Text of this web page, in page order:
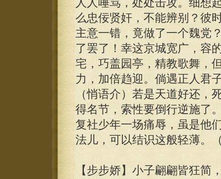
人人唾骂，处处击攻。细想
么忠佞贤奸，不能辨别？彼
主意一错，竟做了一个魏党
了罢了！幸这京城宽广，容
宅，巧盖园亭，精教歌舞，
力，加倍趋迎。倘遇正人君
（悄语介）若是天道好还，
得名节，索性要倒行逆施了
复社少年一场痛辱，虽是他
法儿，可以结识这般轻薄。
【步步娇】小子翩翩皆狂简